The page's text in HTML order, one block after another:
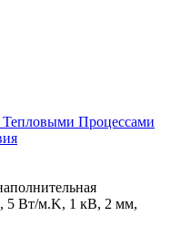
Процессами
5 Вт/м.K, 1 кВ, 2 мм,